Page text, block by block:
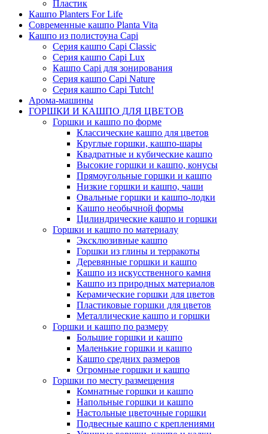
Пластик
Кашпо Planters For Life
Современные кашпо Planta Vita
Кашпо из полистоуна Capi
Серия кашпо Capi Classic
Серия кашпо Capi Lux
Кашпо Capi для зонирования
Серия кашпо Capi Nature
Серия кашпо Capi Tutch!
Арома-машины
ГОРШКИ И КАШПО ДЛЯ ЦВЕТОВ
Горшки и кашпо по форме
Классические кашпо для цветов
Круглые горшки, кашпо-шары
Квадратные и кубические кашпо
Высокие горшки и кашпо, конусы
Прямоугольные горшки и кашпо
Низкие горшки и кашпо, чаши
Овальные горшки и кашпо-лодки
Кашпо необычной формы
Цилиндрические кашпо и горшки
Горшки и кашпо по материалу
Эксклюзивные кашпо
Горшки из глины и терракоты
Деревянные горшки и кашпо
Кашпо из искусственного камня
Кашпо из природных материалов
Керамические горшки для цветов
Пластиковые горшки для цветов
Металлические кашпо и горшки
Горшки и кашпо по размеру
Большие горшки и кашпо
Маленькие горшки и кашпо
Кашпо средних размеров
Огромные горшки и кашпо
Горшки по месту размещения
Комнатные горшки и кашпо
Напольные горшки и кашпо
Настольные цветочные горшки
Подвесные кашпо с креплениями